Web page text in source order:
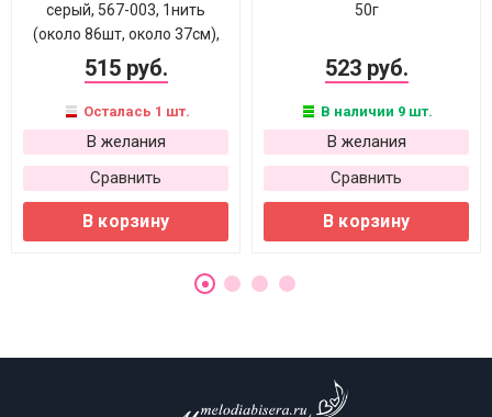
серый, 567-003, 1нить
(около 86шт, около 37см),
515 руб.
Осталась 1 шт.
В желания
Сравнить
В корзину
50г
523 руб.
В наличии 9 шт.
В желания
Сравнить
В корзину